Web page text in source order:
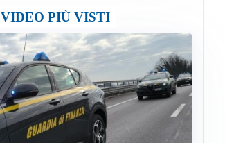
VIDEO PIÙ VISTI